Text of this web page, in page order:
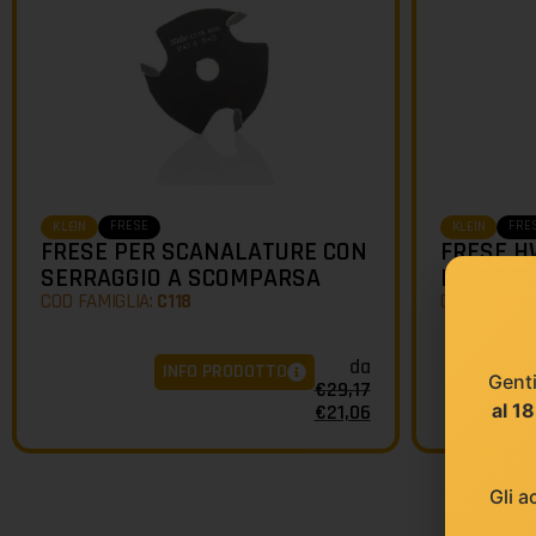
KLEIN FRESE
FRESE PER SCANALATURE CON
SERRAGGIO A SCOMPARSA
COD FAMIGLIA: C118
da
€29,17
€21,06
INFO PRODOTTO
KLEIN
FRESE
INCASTRI
COD
al
Gli